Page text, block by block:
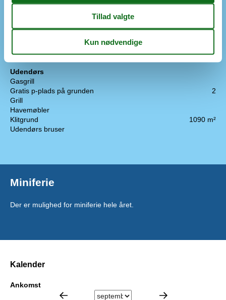
Emhætte
Kaffemaskine
Opvaskemaskine
Udendørs
Gasgrill
Gratis p-plads på grunden
2
Grill
Havemøbler
Klitgrund
1090 m²
Udendørs bruser
Miniferie
Der er mulighed for miniferie hele året.
Kalender
Ankomst